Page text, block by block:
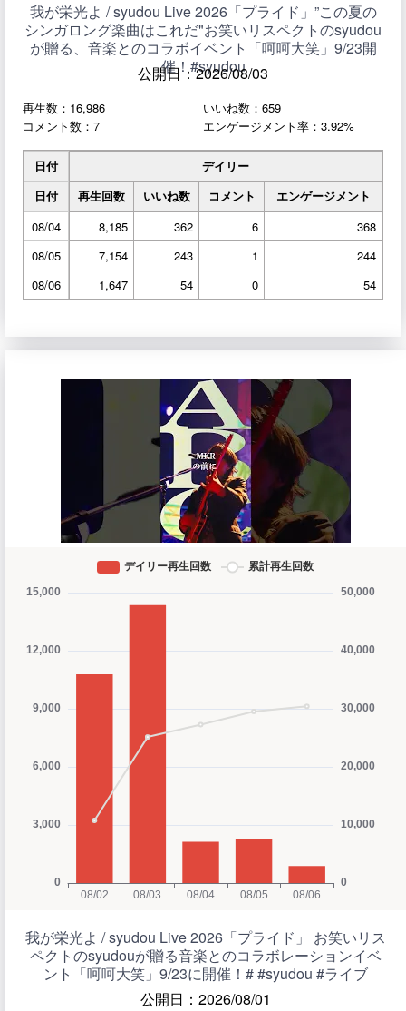
我が栄光よ / syudou Live 2026「プライド」”この夏の
シンガロング楽曲はこれだ"お笑いリスペクトのsyudou
が贈る、音楽とのコラボイベント「呵呵大笑」9/23開
催！#syudou
公開日：2026/08/03
再生数：16,986
いいね数：659
コメント数：7
エンゲージメント率：3.92%
日付
デイリー
日付
再生回数 いいね数 コメント
エンゲージメント
08/04
8,185 362 6
368
08/05
7,154 243 1
244
08/06
1,647 54 0 54
我が栄光よ / syudou Live 2026「プライド」 お笑いリス
ペクトのsyudouが贈る音楽とのコラボレーションイベ
ント「呵呵大笑」9/23に開催！# #syudou #ライブ
公開日：2026/08/01